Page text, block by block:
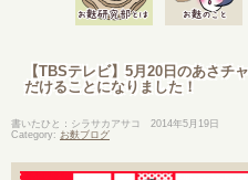
【TBSテレビ】5月20日のあさチ
だけることになりました！
書いたひと：シラサカアサコ 2014年5月19日
Category: お麩ブログ